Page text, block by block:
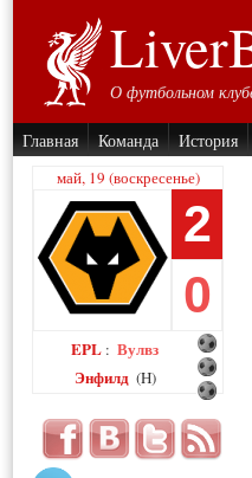
О футбольном
Главная Команда История
май, 19 (воскресенье)
2
0
EPL : Вулвз
Энфилд (H)